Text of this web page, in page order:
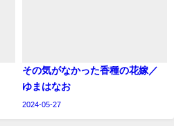
その気がなかった香種の花嫁／
ゆまはなお
2024-05-27